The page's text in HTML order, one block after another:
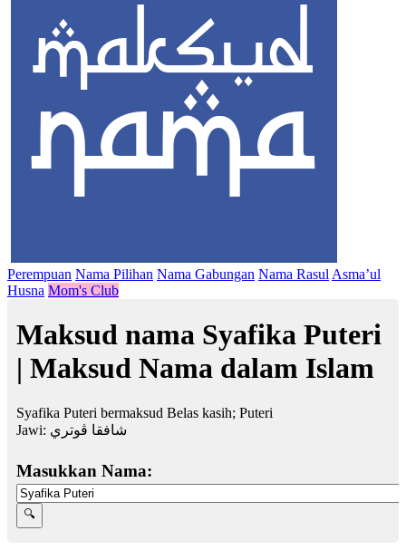
Perempuan Nama Pilihan Nama Gabungan Nama Rasul Asma’ul
Husna Mom's Club
Maksud nama Syafika Puteri
| Maksud Nama dalam Islam
Syafika Puteri bermaksud Belas kasih; Puteri
Jawi: شافقا ڤوتري
Masukkan Nama: